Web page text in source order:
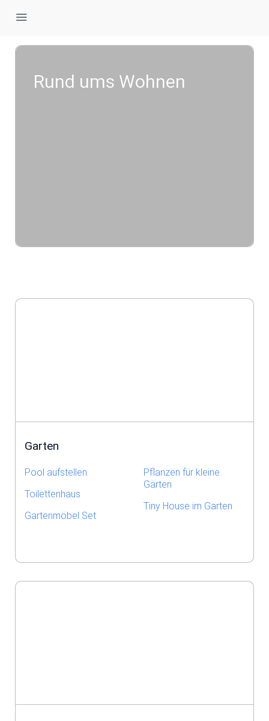
Rund ums Wohnen
Garten
Pool aufstellen
Toilettenhaus
Gartenmöbel Set
Pflanzen für kleine
Gärten
Tiny House im Garten